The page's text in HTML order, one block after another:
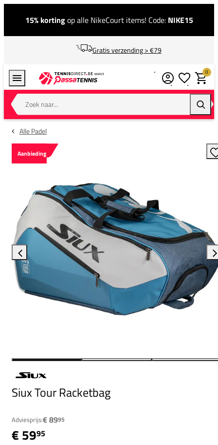
15% kortingop alle NikeCourt items! Code: NIKE15
Gratis verzending > €79
Zoek naar...
0
Alle Padel
Aanbieding
Siux Tour Racketbag
Adviesprijs:€ 8995
€ 5995